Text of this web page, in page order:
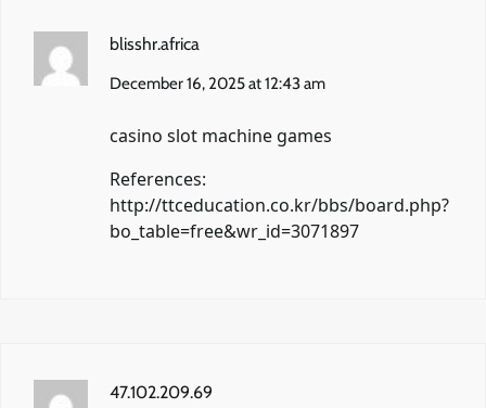
blisshr.africa
December 16, 2025 at 12:43 am
casino slot machine games
References:
http://ttceducation.co.kr/bbs/board.php?
bo_table=free&wr_id=3071897
47.102.209.69